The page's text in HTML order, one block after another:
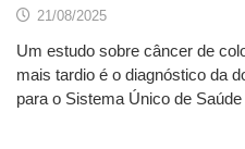
21/08/2025
Um estudo sobre câncer de
mais tardio é o diagnóstico da
para o Sistema Único de